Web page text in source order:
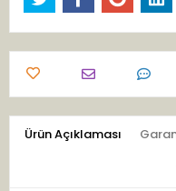
Ürün Açıklaması